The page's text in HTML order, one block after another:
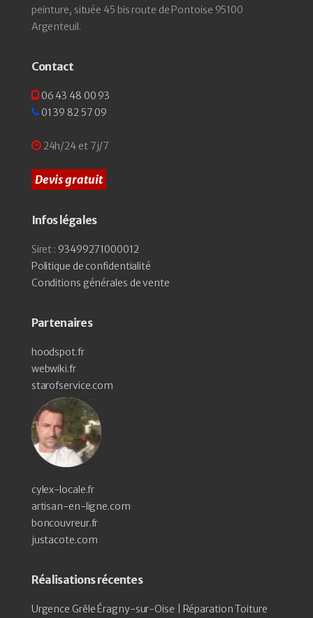
peinture, située 45 bis route de Pontoise 95100
Argenteuil.
Contact
06 43 48 00 93
01 39 82 57 09
24h/24 et 7j/7
Devis gratuit
Infos légales
Siret : 93499271000012
Politique de confidentialité
Conditions générales de vente
Partenaires
hoodspot.fr
webwiki.fr
starofservice.com
cylex-locale.fr
artisan-en-ligne.com
boncouvreur.fr
justacote.com
Réalisations récentes
Urgence Grêle Éragny-sur-Oise | Réparation Toiture